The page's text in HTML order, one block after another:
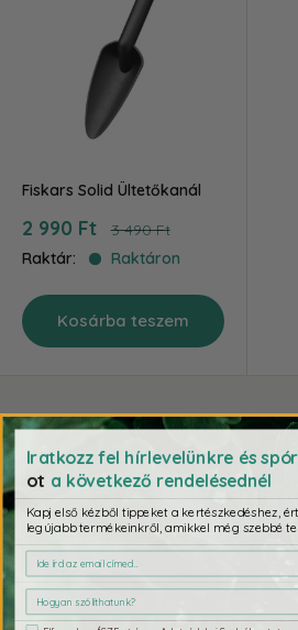
Fiskars Solid Ültetőkanál
Akciós
ár
2 990 Ft Ár
3 490 Ft
Raktár:
Raktáron
Kosárba teszem
Gyors, magyarországi
Csomagod 1-4 munkanapon belül
ingyenes szállítással. (Kivéve a
Iratkozz fel hírlevelünkre és
ot a következő rendelésednél
Kapj első kézből tippeket a kertészkedéshez,
legújabb termékeinkről, amikkel még szebbé